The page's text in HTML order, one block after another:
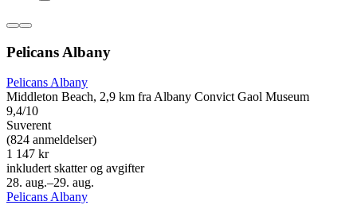
Pelicans Albany
Pelicans Albany
Middleton Beach, 2,9 km fra Albany Convict Gaol Museum
9,4/10
Suverent
(824 anmeldelser)
1 147 kr
inkludert skatter og avgifter
28. aug.–29. aug.
Pelicans Albany